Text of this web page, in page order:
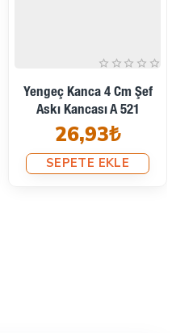
Yengeç Kanca 4 Cm Şef
Askı Kancası A 521
26,93₺
SEPETE EKLE